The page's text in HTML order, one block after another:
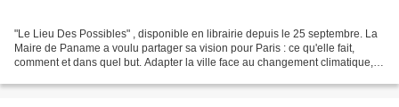
"Le Lieu Des Possibles" , disponible en librairie depuis le 25 septembre. La
Maire de Paname a voulu partager sa vision pour Paris : ce qu'elle fait,
comment et dans quel but. Adapter la ville face au changement climatique,